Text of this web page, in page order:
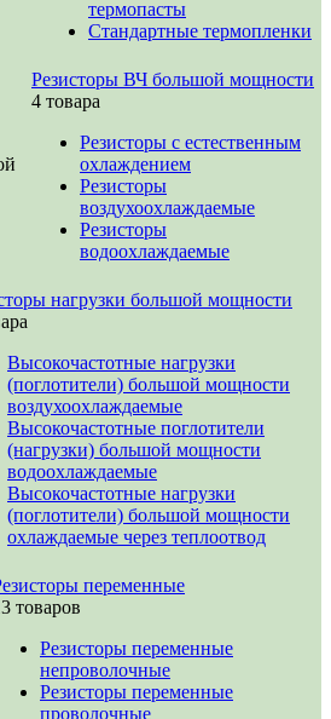
термопасты
Стандартные термопленки
Резисторы ВЧ большой мощности
4 товара
Резисторы с естественным
охлаждением
Резисторы
воздухоохлаждаемые
Резисторы
водоохлаждаемые
нагрузки большой мощности
Высокочастотные нагрузки
(поглотители) большой мощности
воздухоохлаждаемые
Высокочастотные поглотители
(нагрузки) большой мощности
водоохлаждаемые
Высокочастотные нагрузки
(поглотители) большой мощности
охлаждаемые через теплоотвод
переменные
товаров
Резисторы переменные
непроволочные
Резисторы переменные
проволочные